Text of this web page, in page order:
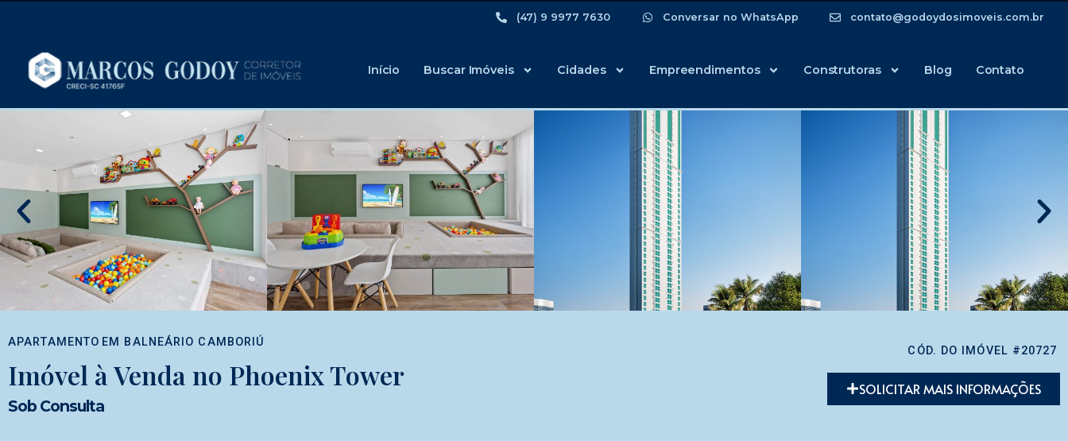
(47) 9 9977 7630 Conversar no WhatsApp contato@godoydosimoveis.com.br
Início Buscar Imóveis Cidades Empreendimentos Construtoras Blog Contato
APARTAMENTO EM BALNEÁRIO CAMBORIÚ
Imóvel à Venda no Phoenix Tower
Sob Consulta
CÓD. DO IMÓVEL #20727
SOLICITAR MAIS INFORMAÇÕES